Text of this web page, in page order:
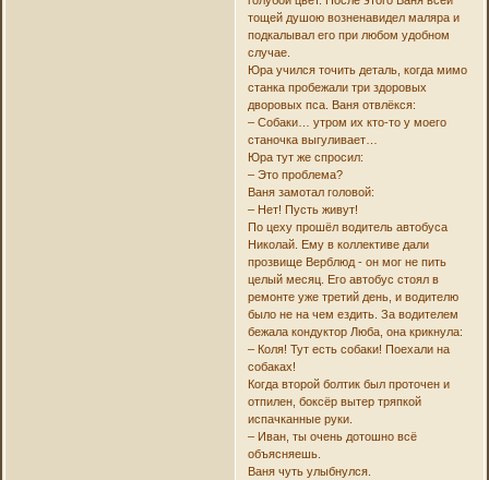
тощей душою возненавидел маляра и
подкалывал его при любом удобном
случае.
Юра учился точить деталь, когда мимо
станка пробежали три здоровых
дворовых пса. Ваня отвлёкся:
– Собаки… утром их кто-то у моего
станочка выгуливает…
Юра тут же спросил:
– Это проблема?
Ваня замотал головой:
– Нет! Пусть живут!
По цеху прошёл водитель автобуса
Николай. Ему в коллективе дали
прозвище Верблюд - он мог не пить
целый месяц. Его автобус стоял в
ремонте уже третий день, и водителю
было не на чем ездить. За водителем
бежала кондуктор Люба, она крикнула:
– Коля! Тут есть собаки! Поехали на
собаках!
Когда второй болтик был проточен и
отпилен, боксёр вытер тряпкой
испачканные руки.
– Иван, ты очень дотошно всё
объясняешь.
Ваня чуть улыбнулся.